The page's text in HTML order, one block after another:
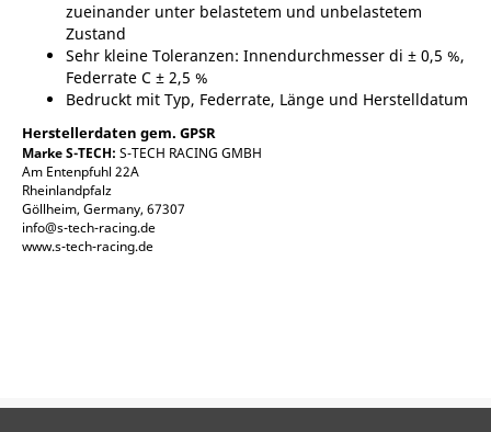
zueinander unter belastetem und unbelastetem
Zustand
Sehr kleine Toleranzen: Innendurchmesser di ± 0,5 %,
Federrate C ± 2,5 %
Bedruckt mit Typ, Federrate, Länge und Herstelldatum
Herstellerdaten gem. GPSR
Marke S-TECH: S-TECH RACING GMBH
Am Entenpfuhl 22A
Rheinlandpfalz
Göllheim, Germany, 67307
info@s-tech-racing.de
www.s-tech-racing.de